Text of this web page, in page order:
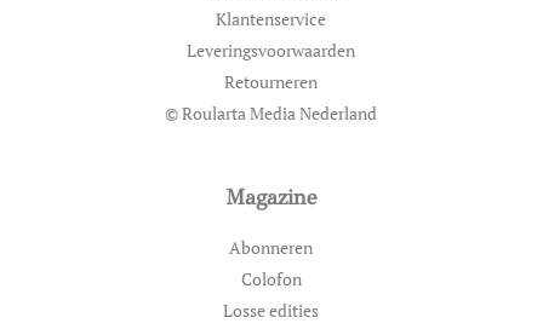
Klantenservice
Leveringsvoorwaarden
Retourneren
© Roularta Media Nederland
Magazine
Abonneren
Colofon
Losse edities